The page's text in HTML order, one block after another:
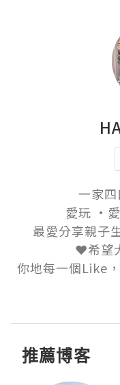
一家
愛玩 ·
最愛分享親子
❤️希望
你地每一個Like
推薦博客